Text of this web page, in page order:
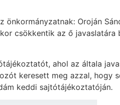
Oroján
csökkentik az ő javaslatára
ahol az általa
keresett meg azzal, hogy
keddi sajtótájékoztatóján.